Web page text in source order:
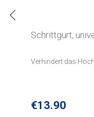
Schrittgurt,
Verhindert das
Regular price:
€13.90